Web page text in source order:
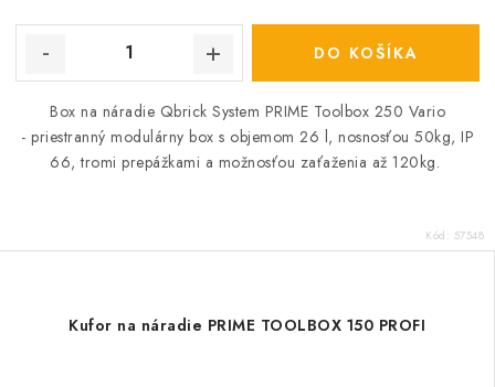
DO KOŠÍKA
Box na náradie Qbrick System PRIME Toolbox 250 Vario
- priestranný modulárny box s objemom 26 l, nosnosťou 50kg, IP
66, tromi prepážkami a možnosťou zaťaženia až 120kg.
Kód: 57548
Kufor na náradie PRIME TOOLBOX 150 PROFI